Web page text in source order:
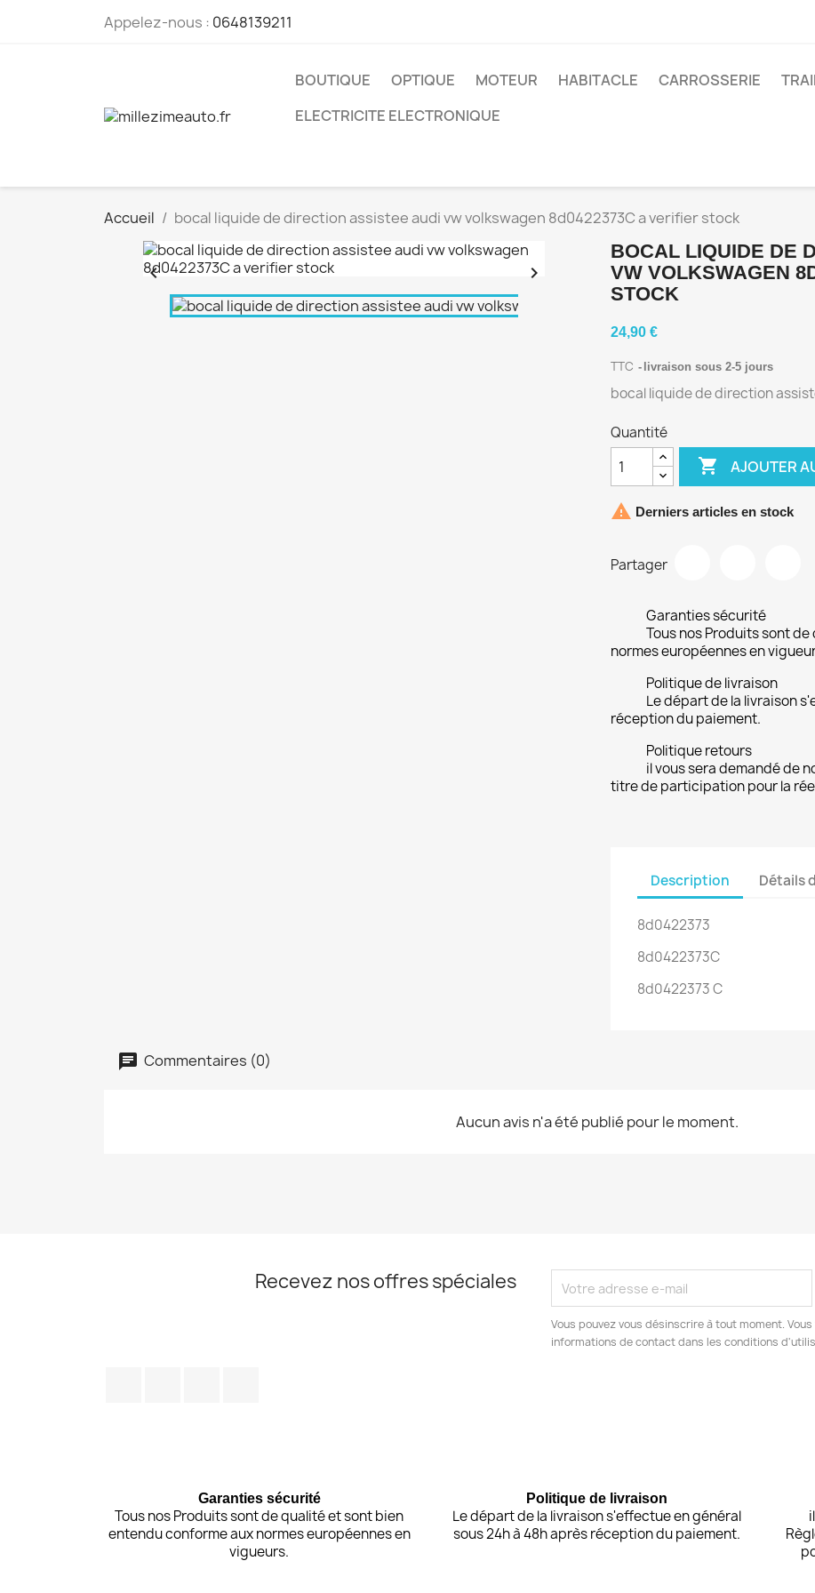
Appelez-nous : 0648139211
BOUTIQUE OPTIQUE MOTEUR HABITACLE CARROSSERIE
ELECTRICITE ELECTRONIQUE
Accueil bocal liquide de direction assistee audi vw volkswagen 8d0422373C a verifier stock
 
BOCAL LIQUIDE DE
VW VOLKSWAGEN
STOCK
24,90 €
TTC livraison sous 2-5 jours
bocal liquide de direction
Quantité
 AJOUTER
 Derniers articles en stock
Partager
Garanties sécurité
Tous nos Produits sont
normes européennes en
Politique de livraison
Le départ de la livraison
réception du paiement.
Politique retours
il vous sera demandé de
titre de participation pour la
Description Détails
8d0422373
8d0422373C
8d0422373 C
Commentaires (0)
Aucun avis n'a été publié pour le moment.
Recevez nos offres spéciales
Vous pouvez vous désinscrire à tout moment.
informations de contact dans les conditions
Garanties sécurité
Tous nos Produits sont de qualité et sont bien
entendu conforme aux normes européennes en
vigueurs.
Politique de livraison
Le départ de la livraison s'effectue en général
sous 24h à 48h après réception du paiement.